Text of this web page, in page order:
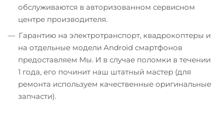
обслуживаются в авторизованном сервисном
центре производителя.
Гарантию на электротранспорт, квадрокоптеры и
на отдельные модели Android смартфонов
предоставляем Мы. И в случае поломки в течении
1 года, его починит наш штатный мастер (для
ремонта используем качественные оригинальные
запчасти).